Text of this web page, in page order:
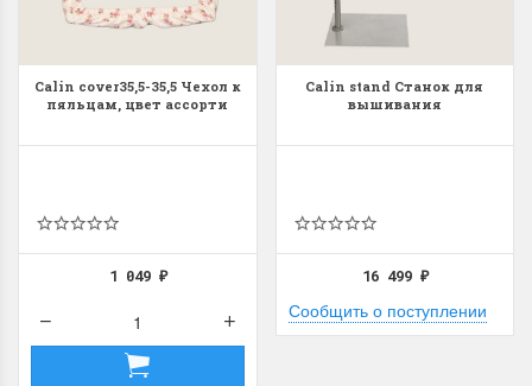
Calin cover35,5-35,5 Чехол к
пяльцам, цвет ассорти
1 049 ₽
Calin stand Станок для
вышивания
16 499 ₽
Сообщить о поступлении